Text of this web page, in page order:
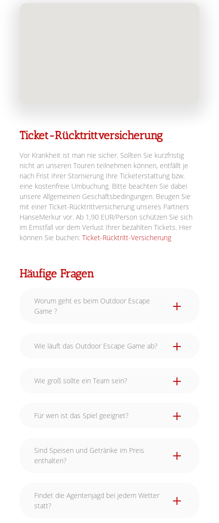
Ticket-Rücktrittversicherung
Vor Krankheit ist man nie sicher. Sollten Sie kurzfristig
nicht an unseren Touren teilnehmen können, entfällt je
nach Frist Ihrer Stornierung Ihre Ticketerstattung bzw.
eine kostenfreie Umbuchung. Bitte beachten Sie dabei
unsere Allgemeinen Geschäftsbedingungen. Beugen Sie
mit einer Ticket-Rücktrittversicherung unseres Partners
HanseMerkur vor. Ab 1,90 EUR/Person schützen Sie sich
im Ernstfall vor dem Verlust Ihrer bezahlten Tickets. Hier
können Sie buchen: Ticket-Rücktritt-Versicherung
Häufige Fragen
Worum geht es beim Outdoor Escape
Game ?
Wie läuft das Outdoor Escape Game ab?
Wie groß sollte ein Team sein?
Für wen ist das Spiel geeignet?
Sind Speisen und Getränke im Preis
enthalten?
Findet die Agentenjagd bei jedem Wetter
statt?